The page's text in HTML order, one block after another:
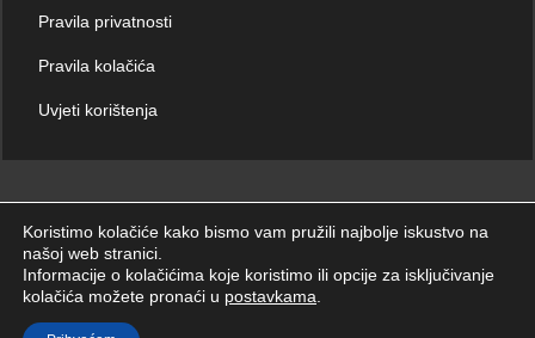
Pravila privatnosti
Pravila kolačića
Uvjeti korištenja
© Hrvatski zavod za hitnu medicinu 2026. | Sva prava zadržana.
Koristimo kolačiće kako bismo vam pružili najbolje iskustvo na
našoj web stranici.
Informacije o kolačićima koje koristimo ili opcije za isključivanje
kolačića možete pronaći u postavkama